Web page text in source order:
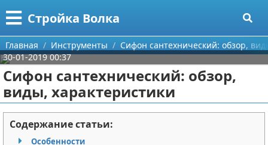
Стройка Волка
Меню
Главная
Категории
Строительство
Мебель
Поиск
О проекте
Главная Инструменты
Сифон сантехнический: обзор,
30-01-2019 00:37
Сифон сантехнический: обзор,
виды, характеристики
Содержание статьи:
Особенности